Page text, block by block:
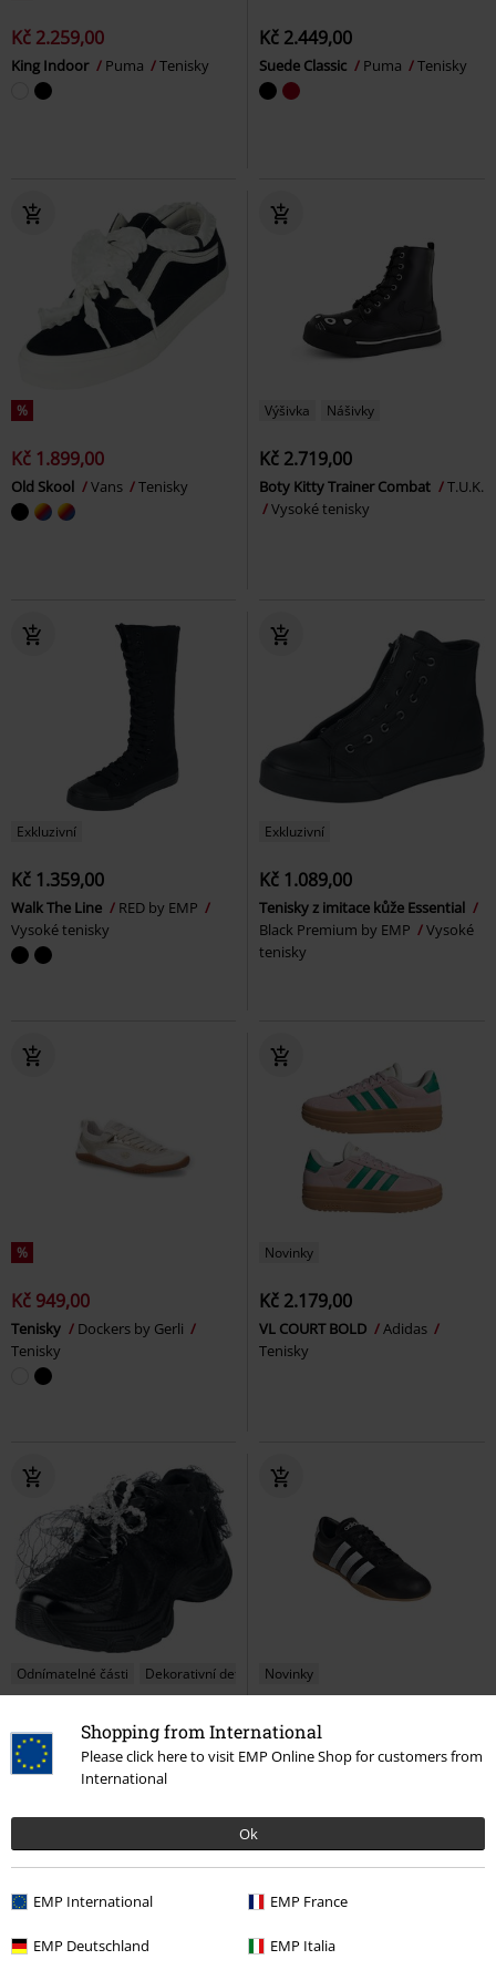
Shopping from International
Please click here to visit EMP Online Shop for customers from
International
Ok
EMP International EMP France
EMP Deutschland EMP Italia
Kč 2.259,00
King Indoor Puma Tenisky
Kč 2.449,00
Suede Classic Puma Tenisky
%
Kč 1.899,00
Old Skool Vans Tenisky
Výšivka Nášivky
Kč 2.719,00
Boty Kitty Trainer Combat
T.U.K.
Vysoké tenisky
Exkluzivní
Kč 1.359,00
Walk The Line
RED by EMP
Vysoké tenisky
Exkluzivní
Kč 1.089,00
Tenisky z imitace kůže Essential
Black Premium by EMP
Vysoké
tenisky
%
Kč 949,00
Tenisky
Dockers by Gerli
Tenisky
Novinky
Kč 2.179,00
VL COURT BOLD
Adidas
Tenisky
Odnímatelné části Dekorativní detail
Kč 2.719,00
Kelpie Whimsical Terrain
KOI
Tenisky
Novinky
Kč 2.039,00
GRAND COURT LO
Adidas